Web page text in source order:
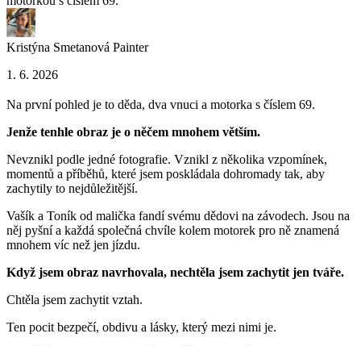
Kristýna Smetanová Painter
1. 6. 2026
Na první pohled je to děda, dva vnuci a motorka s číslem 69.
Jenže tenhle obraz je o něčem mnohem větším.
Nevznikl podle jedné fotografie. Vznikl z několika vzpomínek,
momentů a příběhů, které jsem poskládala dohromady tak, aby
zachytily to nejdůležitější.
Vašík a Toník od malička fandí svému dědovi na závodech. Jsou na
něj pyšní a každá společná chvíle kolem motorek pro ně znamená
mnohem víc než jen jízdu.
Když jsem obraz navrhovala, nechtěla jsem zachytit jen tváře.
Chtěla jsem zachytit vztah.
Ten pocit bezpečí, obdivu a lásky, který mezi nimi je.